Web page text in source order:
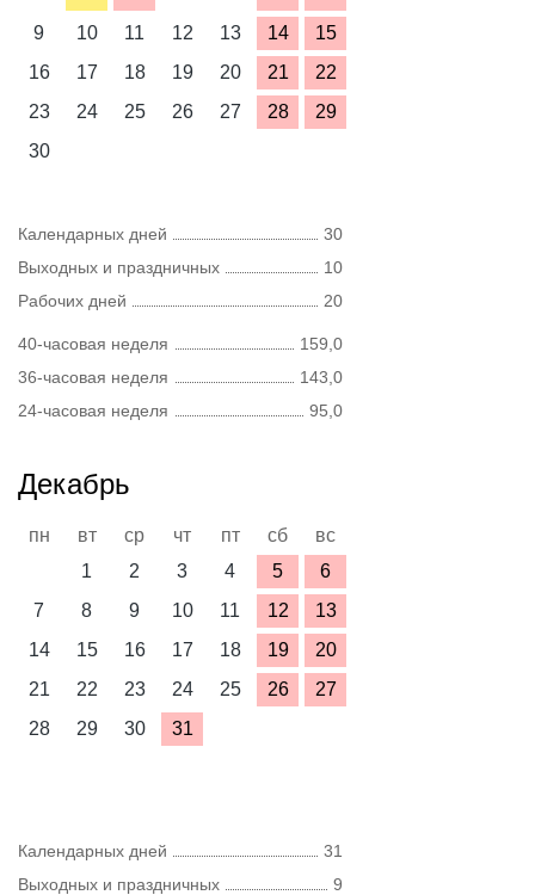
9
10 11 12 13 14
15
16
17 18 19 20 21
22
23
24 25 26 27 28
29
30
Календарных дней
30
Выходных и праздничных
10
Рабочих дней
20
40-часовая неделя
159,0
36-часовая неделя
143,0
24-часовая неделя
95,0
Декабрь
пн вт ср чт пт сб
вс
1
2 3 4 5
6
7
8 9 10 11 12
13
14
15 16 17 18 19
20
21
22 23 24 25 26
27
28
29 30 31
Календарных дней
31
Выходных и праздничных
9